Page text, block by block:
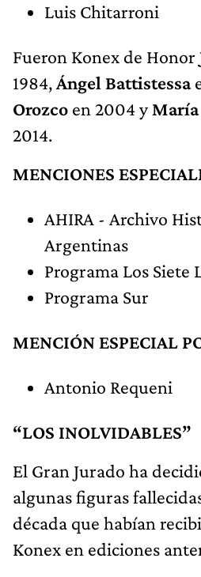
Luis Chitarroni
Fueron Konex de Honor
1984,Ángel Battistessa
Orozco en 2004 y
2014.
MENCIONES
AHIRA - Archivo
Argentinas
Programa Los Siete
Programa Sur
MENCIÓN ESPECIAL
Antonio Requeni
“LOS INOLVIDABLES”
El Gran Jurado ha
algunas figuras
década que habían
Konex en ediciones